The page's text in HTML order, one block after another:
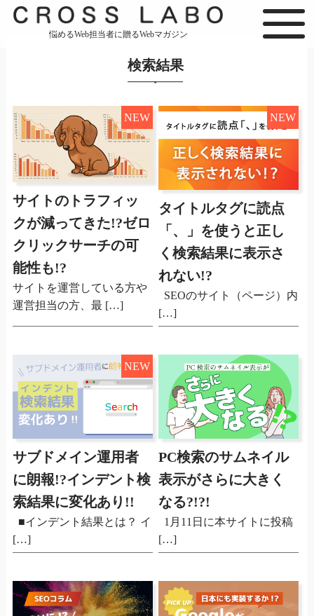
悩めるWeb担当者に贈るWebマガジン
検索結果
NEW
サイトのトラフィッ
クが減ってきた!?ゼロ
クリックサーチの可
能性も!?
サイトを運営している方や
運営担当の方、最 […]
NEW
タイトルタグに読点
「、」を使うと正し
く検索結果に表示さ
れない!?
SEOのサイト（ページ）内
[…]
NEW
サブドメイン運用者
に朗報!?インデント検
索結果に変化あり!!
■インデント結果とは？ イ
[…]
PC検索のサムネイル
表示がさらに大きく
なる?!?!
1月11日に本サイトに投稿
[…]